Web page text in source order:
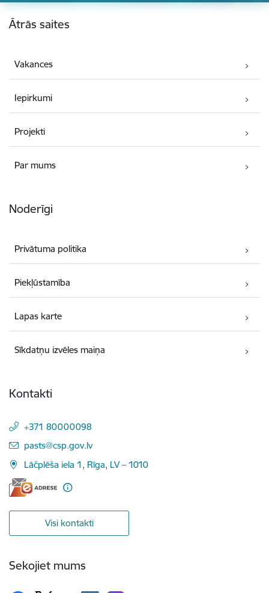
Kājene
Ātrās saites
Vakances
Iepirkumi
Projekti
Par mums
Noderīgi
Privātuma politika
Piekļūstamība
Lapas karte
Sīkdatņu izvēles maiņa
Kontakti
+371 80000098
E-pasts:
pasts@csp.gov.lv
Lāčplēša iela 1, Rīga, LV – 1010
Visi kontakti
Sekojiet mums